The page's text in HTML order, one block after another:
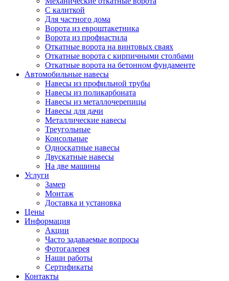
С калиткой
Для частного дома
Ворота из евроштакетника
Ворота из профнастила
Откатные ворота на винтовых сваях
Откатные ворота с кирпичными столбами
Откатные ворота на бетонном фундаменте
Автомобильные навесы
Навесы из профильной трубы
Навесы из поликарбоната
Навесы из металлочерепицы
Навесы для дачи
Металлические навесы
Треугольные
Консольные
Односкатные навесы
Двускатные навесы
На две машины
Услуги
Замер
Монтаж
Доставка и установка
Цены
Информация
Акции
Часто задаваемые вопросы
Фотогалерея
Наши работы
Сертификаты
Контакты